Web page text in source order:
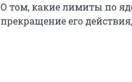
О том, какие лимиты по
прекращение его